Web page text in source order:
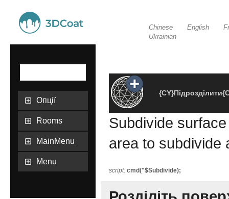
Опції
Rooms
MainMenu
Menu
Chinese English
Ukrainian
Subdivide
area to subdivide
script: cmd("$Subdivide);